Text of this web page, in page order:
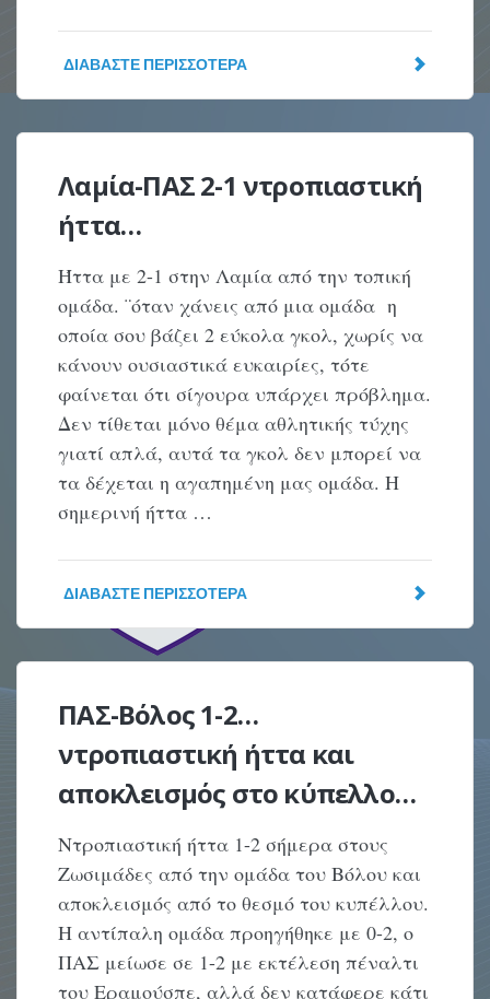
ΔΙΑΒΆΣΤΕ ΠΕΡΙΣΣΌΤΕΡΑ
Λαμία-ΠΑΣ 2-1 ντροπιαστική
ήττα…
Ήττα με 2-1 στην Λαμία από την τοπική
ομάδα. ¨όταν χάνεις από μια ομάδα η
οποία σου βάζει 2 εύκολα γκολ, χωρίς να
κάνουν ουσιαστικά ευκαιρίες, τότε
φαίνεται ότι σίγουρα υπάρχει πρόβλημα.
Δεν τίθεται μόνο θέμα αθλητικής τύχης
γιατί απλά, αυτά τα γκολ δεν μπορεί να
τα δέχεται η αγαπημένη μας ομάδα. Η
σημερινή ήττα …
ΔΙΑΒΆΣΤΕ ΠΕΡΙΣΣΌΤΕΡΑ
ΠΑΣ-Βόλος 1-2…
ντροπιαστική ήττα και
αποκλεισμός στο κύπελλο…
Ντροπιαστική ήττα 1-2 σήμερα στους
Ζωσιμάδες από την ομάδα του Βόλου και
αποκλεισμός από το θεσμό του κυπέλλου.
Η αντίπαλη ομάδα προηγήθηκε με 0-2, ο
ΠΑΣ μείωσε σε 1-2 με εκτέλεση πέναλτι
του Εραμούσπε, αλλά δεν κατάφερε κάτι